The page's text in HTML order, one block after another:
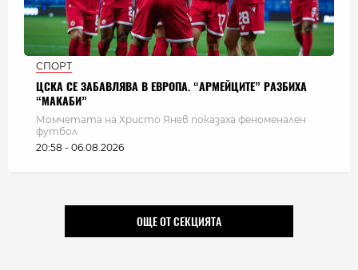
СПОРТ
ЦСКА СЕ ЗАБАВЛЯВА В ЕВРОПА. “АРМЕЙЦИТЕ” РАЗБИХА
“МАКАБИ”
Момчетата на Христо Янев показаха феноменален
футбол
20:58 - 06.08.2026
ОЩЕ ОТ СЕКЦИЯТА